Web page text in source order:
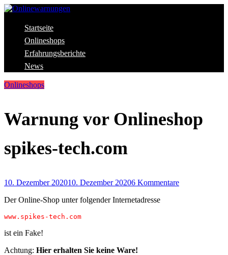
Skip
content
Onlinewarnungen
Aktuelle Warnungen vor Gefahren im Internet
Startseite
Onlineshops
Erfahrungsberichte
News
Onlineshops
Warnung vor Onlineshop
spikes-tech.com
10. Dezember 202010. Dezember 20206 Kommentare
Der Online-Shop unter folgender Internetadresse
www.spikes-tech.com
ist ein Fake!
Achtung: Hier erhalten Sie keine Ware!